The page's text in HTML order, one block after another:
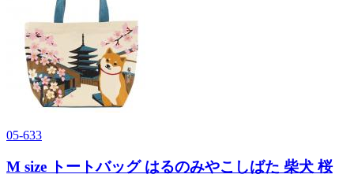
05-633
M size トートバッグ はるのみやこしばた 柴犬 桜